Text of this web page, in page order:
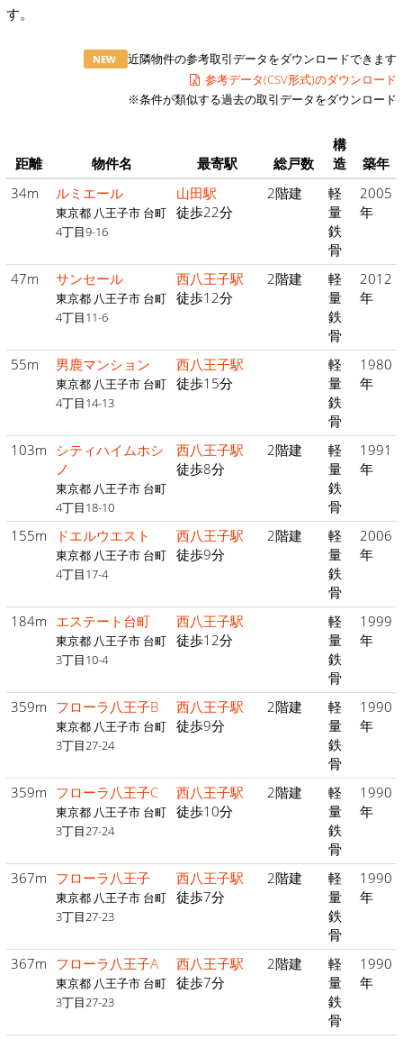
す。
NEW
近隣物件の参考取引データをダウンロードできます
参考データ(CSV形式)のダウンロード
※条件が類似する過去の取引データをダウンロード
距離 物件名 最寄駅 総戸数
構
造
築年
34m
ルミエール
東京都 八王子市 台町
4丁目9-16
山田駅
徒歩22分
2階建
軽
量
鉄
骨
2005
年
47m サンセール
東京都 八王子市 台町
4丁目11-6
西八王子駅
徒歩12分
2階建
軽
量
鉄
骨
2012
年
55m 男鹿マンション
東京都 八王子市 台町
4丁目14-13
西八王子駅
徒歩15分
軽
量
鉄
骨
1980
年
103m シティハイムホシ
ノ
東京都 八王子市 台町
4丁目18-10
西八王子駅
徒歩8分
2階建
軽
量
鉄
骨
1991
年
155m ドエルウエスト
東京都 八王子市 台町
4丁目17-4
西八王子駅
徒歩9分
2階建
軽
量
鉄
骨
2006
年
184m エステート台町
東京都 八王子市 台町
3丁目10-4
西八王子駅
徒歩12分
軽
量
鉄
骨
1999
年
359m フローラ八王子B
東京都 八王子市 台町
3丁目27-24
西八王子駅
徒歩9分
2階建
軽
量
鉄
骨
1990
年
359m フローラ八王子C
東京都 八王子市 台町
3丁目27-24
西八王子駅
徒歩10分
2階建
軽
量
鉄
骨
1990
年
367m フローラ八王子
東京都 八王子市 台町
3丁目27-23
西八王子駅
徒歩7分
2階建
軽
量
鉄
骨
1990
年
367m フローラ八王子A
東京都 八王子市 台町
3丁目27-23
西八王子駅
徒歩7分
2階建
軽
量
鉄
骨
1990
年